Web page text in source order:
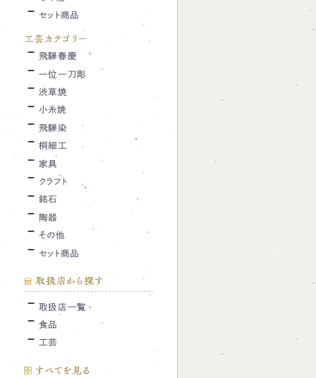
セット商品
工芸カテゴリー
飛騨春慶
一位一刀彫
渋草焼
小糸焼
飛騨染
桐細工
家具
クラフト
銘石
陶器
その他
セット商品
取扱店から探す
取扱店一覧
食品
工芸
すべてを見る